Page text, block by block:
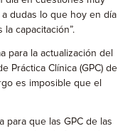
dudas lo que hoy en día
capacitación”.
para la actualización del
Práctica Clínica (GPC) de
es imposible que el
para que las GPC de las